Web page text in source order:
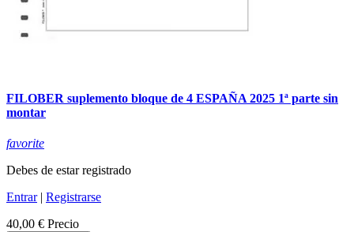
FILOBER suplemento bloque de 4 ESPAÑA 2025 1ª parte sin
montar
favorite
Debes de estar registrado
Entrar| Registrarse
40,00 € Precio